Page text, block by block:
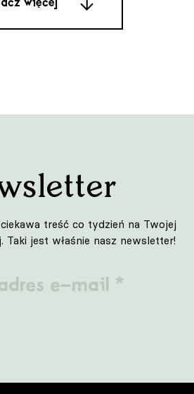
więcej
treść co tydzień na Twojej
Taki jest właśnie nasz newsletter!
Architekt
do wnętrz
pełnych
Sztuka
Podróże